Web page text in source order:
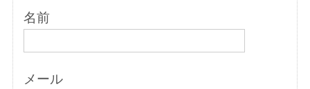
名前
メール